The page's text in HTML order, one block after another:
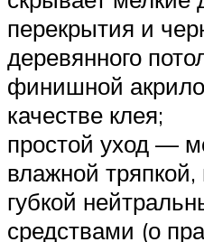
перекрытия и
деревянного
финишной
качестве клея;
простой уход —
влажной
губкой
средствами (о